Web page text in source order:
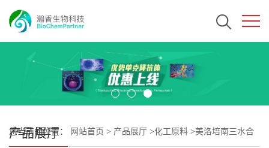
产品展厅
您当前的位置： 网站首页 > 产品展厅 >化工原料 >美洛培南三水合